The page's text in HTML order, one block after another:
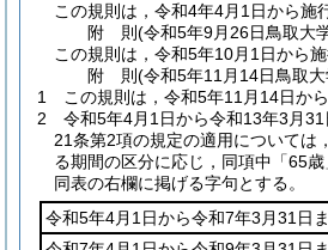
この規則は，令和4年4月1日から施
附 則(令和5年9月26日鳥取大
この規則は，令和5年10月1日から施
附 則(令和5年11月14日鳥取
1
この規則は，令和5年11月14日から
2
令和5年4月1日から令和13年3月
21条第2項の規定の適用については
る期間の区分に応じ，同項中「65
同表の右欄に掲げる字句とする。
令和5年4月1日から令和7年3月31日